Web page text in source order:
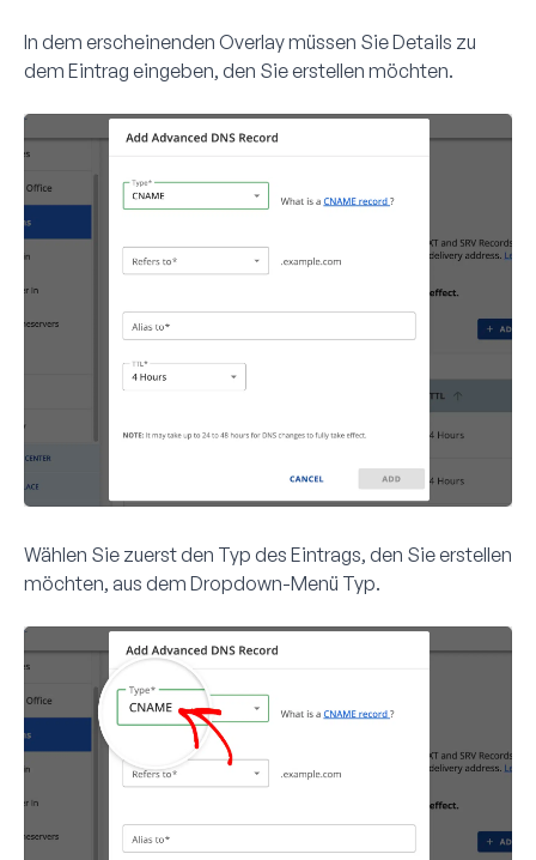
In dem erscheinenden Overlay müssen Sie Details zu
dem Eintrag eingeben, den Sie erstellen möchten.
Wählen Sie zuerst den Typ des Eintrags, den Sie erstellen
möchten, aus dem Dropdown-Menü Typ.